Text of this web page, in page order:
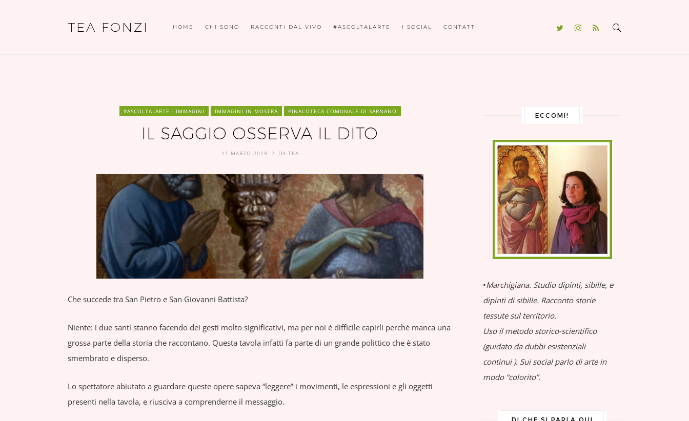
TEA FONZI HOME CHI SONO RACCONTI DAL VIVO #ASCOLTALARTE I SOCIAL CONTATTI
#ASCOLTALARTE - IMMAGINI IMMAGINI IN MOSTRA PINACOTECA COMUNALE DI SARNANO
IL SAGGIO OSSERVA IL DITO
11 MARZO 2019 DA TEA
Che succede tra San Pietro e San Giovanni Battista?
Niente: i due santi stanno facendo dei gesti molto significativi, ma per noi è difficile capirli perché manca una
grossa parte della storia che raccontano. Questa tavola infatti fa parte di un grande polittico che è stato
smembrato e disperso.
Lo spettatore abiutato a guardare queste opere sapeva “leggere” i movimenti, le espressioni e gli oggetti
presenti nella tavola, e riusciva a comprenderne il messaggio.
ECCOMI!
•Marchigiana. Studio dipinti, sibille, e
dipinti di sibille. Racconto storie
tessute sul territorio.
Uso il metodo storico-scientifico
(guidato da dubbi esistenziali
continui ). Sui social parlo di arte in
modo “colorito”.
DI CHE SI PARLA QUI